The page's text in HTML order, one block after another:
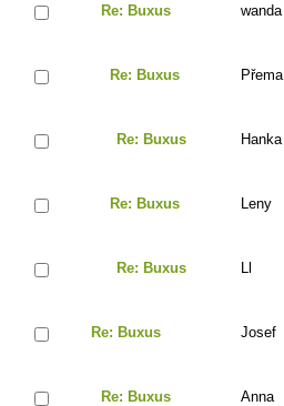
Re: Buxus wanda
Re: Buxus Přema
Re: Buxus Hanka
Re: Buxus Leny
Re: Buxus
Re: Buxus Josef
Re: Buxus Anna